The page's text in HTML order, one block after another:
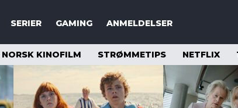
SERIER GAMING ANMELDELSER
NORSK KINOFILM STRØMMETIPS NETFLIX